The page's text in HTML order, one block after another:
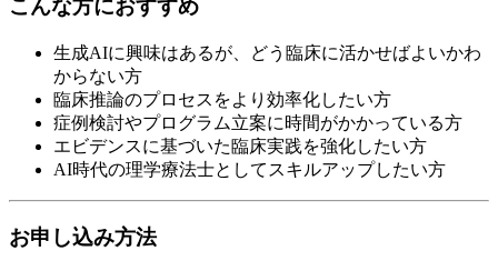
こんな方におすすめ
生成AIに興味はあるが、どう臨床に活かせばよいかわ
からない方
臨床推論のプロセスをより効率化したい方
症例検討やプログラム立案に時間がかかっている方
エビデンスに基づいた臨床実践を強化したい方
AI時代の理学療法士としてスキルアップしたい方
お申し込み方法